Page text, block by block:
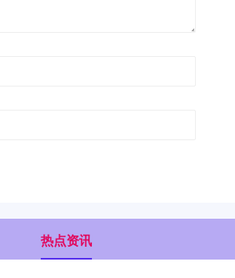
热点资讯